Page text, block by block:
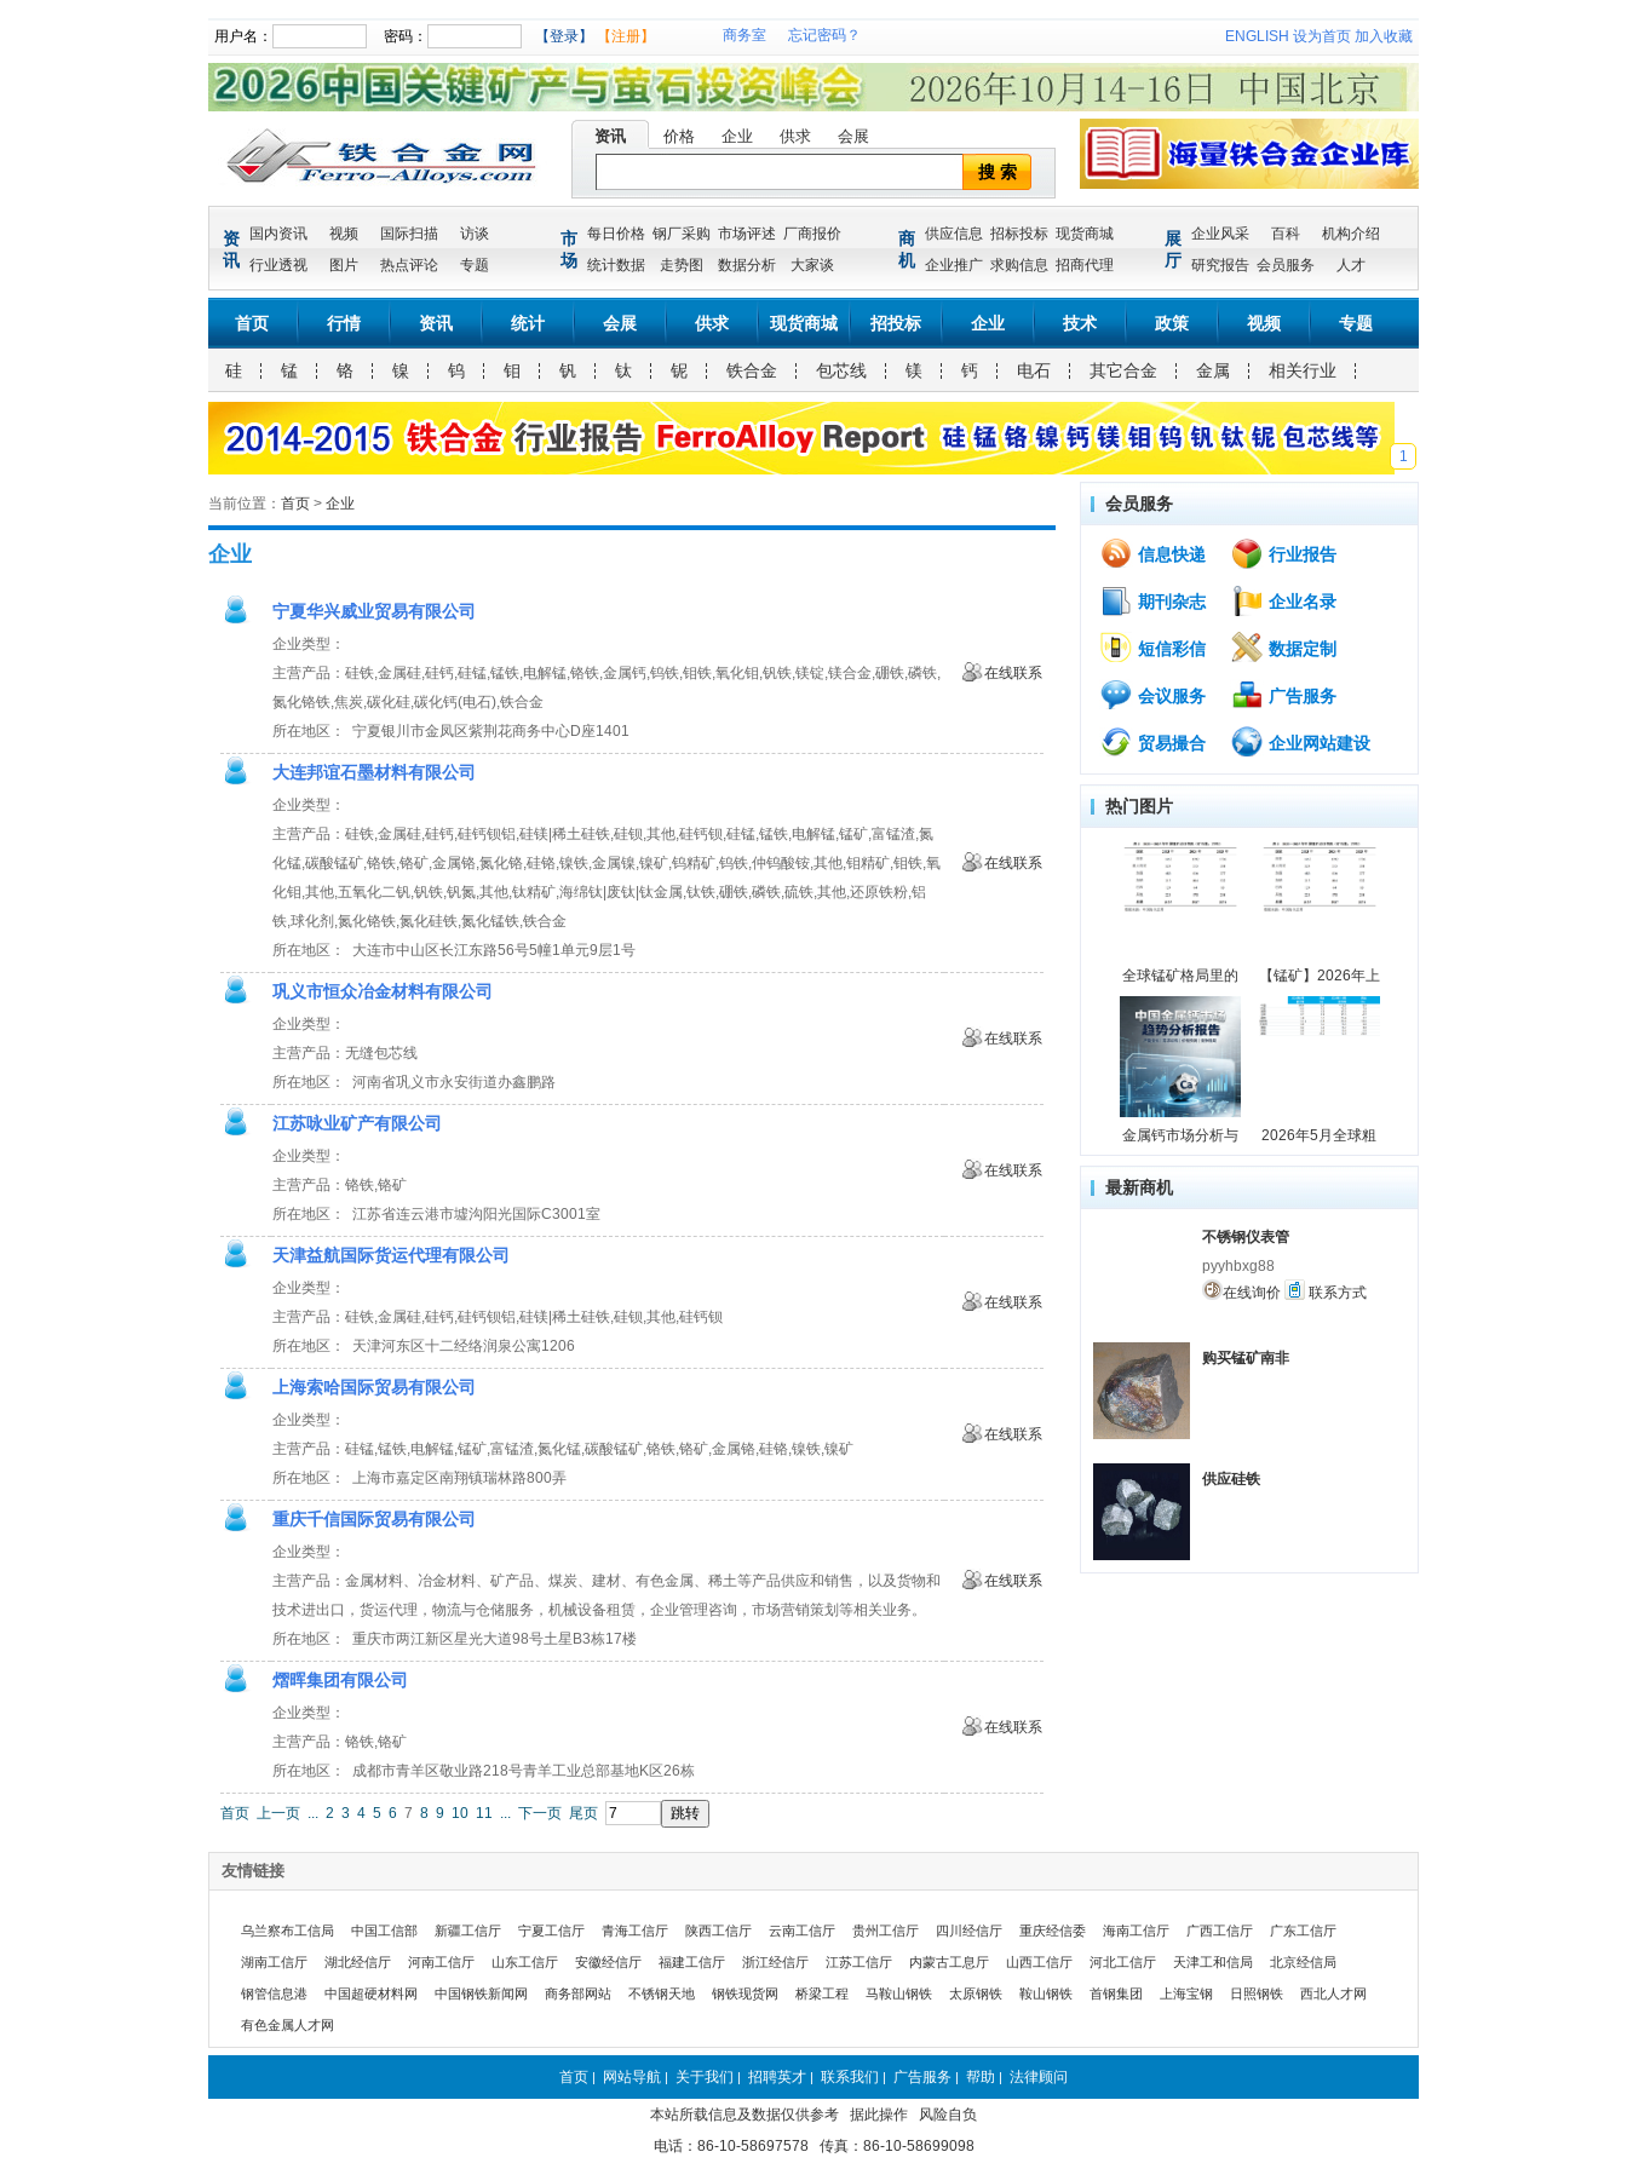
用户名： 密码： 【登录】 【注册】 商务室 忘记密码？ ENGLISH 设为首页 加入收藏
资讯 价格 企业 供求 会展
搜 索
资
讯
国内资讯 视频 国际扫描
访谈
行业透视
图片 热点评论 专题
市
场
每日价格 钢厂采购 市场评述 厂商报价
统计数据
走势图 数据分析 大家谈
商
机
供应信息 招标投标 现货商城
企业推广 求购信息 招商代理
展
厅
企业风采 百科
机构介绍
研究报告 会员服务 人才
首页 行情 资讯 统计 会展 供求 现货商城 招投标 企业 技术 政策 视频 专题
硅 锰 铬 镍 钨 钼 钒 钛 铌 铁合金 包芯线 镁 钙 电石 其它合金 金属 相关行业
1
当前位置： 首页 > 企业
企业
宁夏华兴威业贸易有限公司
企业类型：
主营产品：硅铁,金属硅,硅钙,硅锰,锰铁,电解锰,铬铁,金属钙,钨铁,钼铁,氧化钼,钒铁,镁锭,镁合金,硼铁,磷铁,
氮化铬铁,焦炭,碳化硅,碳化钙(电石),铁合金
所在地区： 宁夏银川市金凤区紫荆花商务中心D座1401
在线联系
大连邦谊石墨材料有限公司
企业类型：
主营产品：硅铁,金属硅,硅钙,硅钙钡铝,硅镁|稀土硅铁,硅钡,其他,硅钙钡,硅锰,锰铁,电解锰,锰矿,富锰渣,氮
化锰,碳酸锰矿,铬铁,铬矿,金属铬,氮化铬,硅铬,镍铁,金属镍,镍矿,钨精矿,钨铁,仲钨酸铵,其他,钼精矿,钼铁,氧
化钼,其他,五氧化二钒,钒铁,钒氮,其他,钛精矿,海绵钛|废钛|钛金属,钛铁,硼铁,磷铁,硫铁,其他,还原铁粉,铝
铁,球化剂,氮化铬铁,氮化硅铁,氮化锰铁,铁合金
所在地区： 大连市中山区长江东路56号5幢1单元9层1号
在线联系
巩义市恒众冶金材料有限公司
企业类型：
主营产品：无缝包芯线
所在地区： 河南省巩义市永安街道办鑫鹏路
在线联系
江苏咏业矿产有限公司
企业类型：
主营产品：铬铁,铬矿
所在地区： 江苏省连云港市墟沟阳光国际C3001室
在线联系
天津益航国际货运代理有限公司
企业类型：
主营产品：硅铁,金属硅,硅钙,硅钙钡铝,硅镁|稀土硅铁,硅钡,其他,硅钙钡
所在地区： 天津河东区十二经络润泉公寓1206
在线联系
上海索哈国际贸易有限公司
企业类型：
主营产品：硅锰,锰铁,电解锰,锰矿,富锰渣,氮化锰,碳酸锰矿,铬铁,铬矿,金属铬,硅铬,镍铁,镍矿
所在地区： 上海市嘉定区南翔镇瑞林路800弄
在线联系
重庆千信国际贸易有限公司
企业类型：
主营产品：金属材料、冶金材料、矿产品、煤炭、建材、有色金属、稀土等产品供应和销售，以及货物和
技术进出口，货运代理，物流与仓储服务，机械设备租赁，企业管理咨询，市场营销策划等相关业务。
所在地区： 重庆市两江新区星光大道98号土星B3栋17楼
在线联系
熠晖集团有限公司
企业类型：
主营产品：铬铁,铬矿
所在地区： 成都市青羊区敬业路218号青羊工业总部基地K区26栋
在线联系
首页 上一页 ... 2 3 4 5 6 7 8 9 10 11 ... 下一页 尾页
会员服务
信息快递 行业报告
期刊杂志 企业名录
短信彩信 数据定制
会议服务 广告服务
贸易撮合 企业网站建设
热门图片
全球锰矿格局里的 【锰矿】2026年上
金属钙市场分析与 2026年5月全球粗
最新商机
不锈钢仪表管
pyyhbxg88
在线询价
联系方式
购买锰矿南非
供应硅铁
友情链接
乌兰察布工信局 中国工信部 新疆工信厅 宁夏工信厅 青海工信厅 陕西工信厅 云南工信厅 贵州工信厅 四川经信厅 重庆经信委 海南工信厅 广西工信厅 广东工信厅
湖南工信厅 湖北经信厅 河南工信厅 山东工信厅 安徽经信厅 福建工信厅 浙江经信厅 江苏工信厅 内蒙古工息厅 山西工信厅 河北工信厅 天津工和信局 北京经信局
钢管信息港 中国超硬材料网 中国钢铁新闻网 商务部网站 不锈钢天地 钢铁现货网 桥梁工程 马鞍山钢铁 太原钢铁 鞍山钢铁 首钢集团 上海宝钢 日照钢铁 西北人才网
有色金属人才网
首页 | 网站导航 | 关于我们 | 招聘英才 | 联系我们 | 广告服务 | 帮助 | 法律顾问
本站所载信息及数据仅供参考 据此操作 风险自负
电话：86-10-58697578 传真：86-10-58699098